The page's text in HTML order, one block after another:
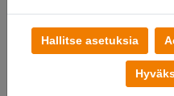
Hallitse asetuksia